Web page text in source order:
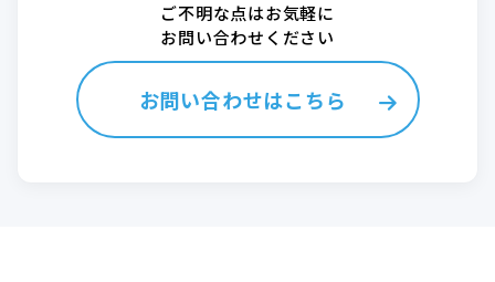
ご不明な点はお気軽に
お問い合わせください
お問い合わせはこちら